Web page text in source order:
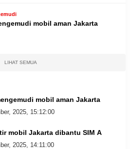
mobil aman Jakarta
LIHAT SEMUA
mobil aman Jakarta
2025, 15:12:00
mobil Jakarta dibantu SIM A
2025, 14:11:00